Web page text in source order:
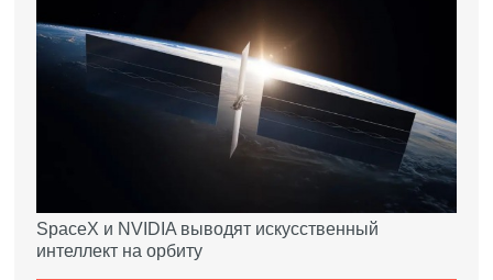
SpaceX и NVIDIA выводят искусственный
интеллект на орбиту